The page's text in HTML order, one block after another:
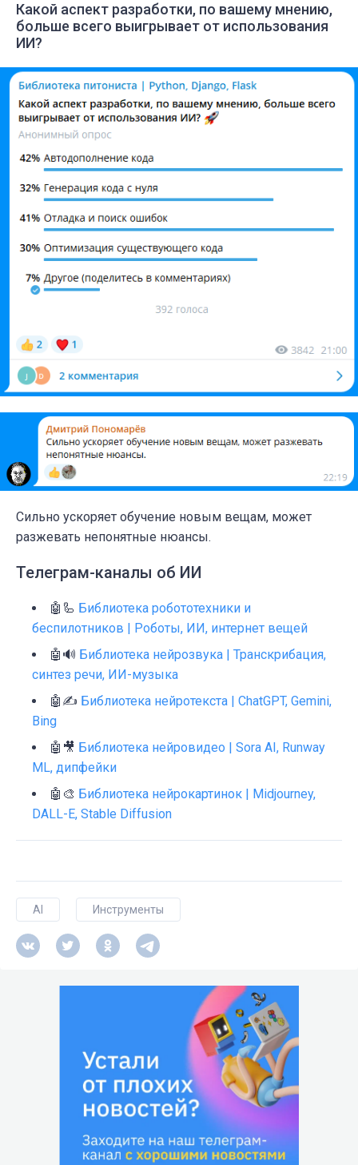
Какой аспект разработки, по вашему мнению,
больше всего выигрывает от использования
ИИ?
Сильно ускоряет обучение новым вещам, может
разжевать непонятные нюансы.
Телеграм-каналы об ИИ
🤖🦾 Библиотека робототехники и
беспилотников | Роботы, ИИ, интернет вещей
🤖🔊 Библиотека нейрозвука | Транскрибация,
синтез речи, ИИ-музыка
🤖✍️ Библиотека нейротекста | ChatGPT, Gemini,
Bing
🤖🎥 Библиотека нейровидео | Sora AI, Runway
ML, дипфейки
🤖🎨 Библиотека нейрокартинок | Midjourney,
DALL-E, Stable Diffusion
AI Инструменты